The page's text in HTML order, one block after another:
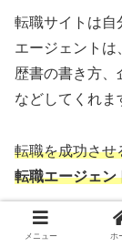
転職サイトは自
エージェントは
歴書の書き方、
などしてくれま
転職を成功させ
転職エージェン
これにより、
メニュー ホ